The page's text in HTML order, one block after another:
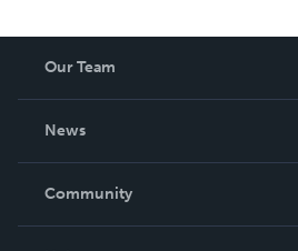
Our Team
News
In The News
Community